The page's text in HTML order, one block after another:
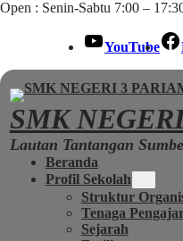
Open : Senin-Sabtu 7:00 –
YouTube
SMK
Lautan Tantangan
Beranda
Profil Sekolah
Struktur
Tenaga
Sejarah